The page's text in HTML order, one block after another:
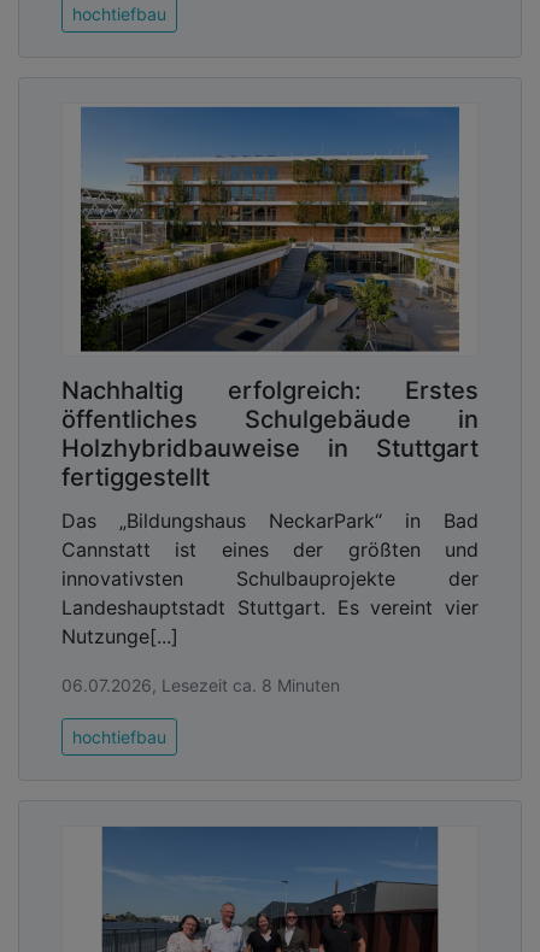
hochtiefbau
Nachhaltig erfolgreich: Erstes
öffentliches Schulgebäude in
Holzhybridbauweise in Stuttgart
fertiggestellt
Das „Bildungshaus NeckarPark“ in Bad
Cannstatt ist eines der größten und
innovativsten Schulbauprojekte der
Landeshauptstadt Stuttgart. Es vereint vier
Nutzunge[...]
06.07.2026, Lesezeit ca. 8 Minuten
hochtiefbau